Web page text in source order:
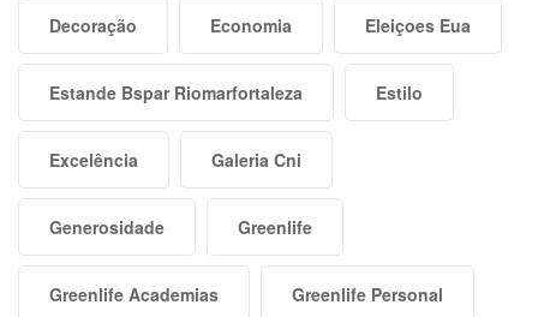
Decoração Economia Eleiçoes Eua
Estande Bspar Riomarfortaleza Estilo
Excelência Galeria Cni
Generosidade Greenlife
Greenlife Academias Greenlife Personal